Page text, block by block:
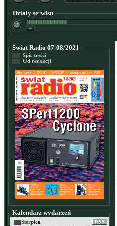
Działy serwisu
Świat Radio 07-08/2021
Spis treści
Od redakcji
Kalendarz wydarzeń
Sierpień